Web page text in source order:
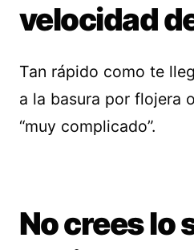
velocidad
Tan rápido como te
a la basura por flojera
“muy complicado”.
No crees lo